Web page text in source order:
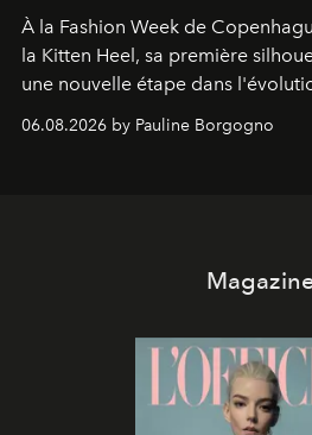
À la Fashion Week de
la Kitten Heel, sa première
une nouvelle étape dans
06.08.2026 by Pauline Borgogno